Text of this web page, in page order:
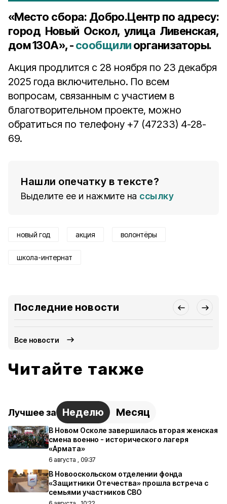
«Место сбора: Добро.Центр по адресу:
город Новый Оскол, улица Ливенская,
дом 130А», -сообщилиорганизаторы.
Акция продлится с 28 ноября по 23 декабря
2025 года включительно. По всем
вопросам, связанным с участием в
благотворительном проекте, можно
обратиться по телефону +7 (47233) 4-28-
69.
Нашли опечатку в тексте?
Выделите ее и нажмите на ссылку
новый год акция волонтёры
школа-интернат
Последние новости
Все новости
Читайте также
Лучшее за Неделю Месяц
В Новом Осколе завершилась вторая женская
смена военно - исторического лагеря
«Армата»
6 августа , 09:37
В Новооскольском отделении фонда
«Защитники Отечества» прошла встреча с
семьями участников СВО